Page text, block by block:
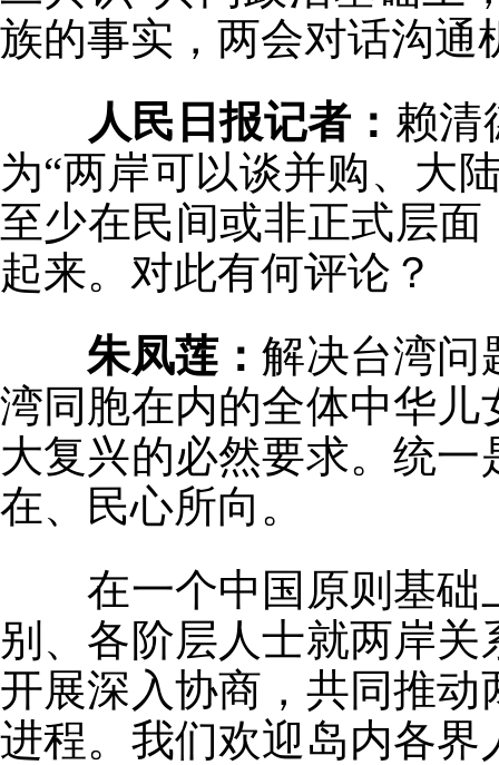
族的事实，两会对话沟通
人民日报记者： 赖清
为“两岸可以谈并购、大
至少在民间或非正式层
起来。对此有何评论？
朱凤莲：解决台湾问
湾同胞在内的全体中华
大复兴的必然要求。统
在、民心所向。
在一个中国原则基础
别、各阶层人士就两岸
开展深入协商，共同推
进程。我们欢迎岛内各